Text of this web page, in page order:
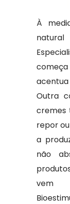
À
começa
Outra
cremes
repor
a
não
vem